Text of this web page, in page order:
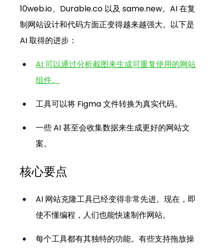
10web.io、 Durable.co 以及 same.new。AI 在复
制网站设计和代码方面正变得越来越强大。以下是
AI 取得的进步：
AI 可以通过分析截图来生成可重复使用的网站
组件。
工具可以将 Figma 文件转换为真实代码。
一些 AI 甚至会收集数据来生成更好的网站文
案。
核心要点
AI 网站克隆工具已经变得非常先进。现在，即
使不懂编程，人们也能快速制作网站。
每个工具都有其独特的功能。有些支持拖放操